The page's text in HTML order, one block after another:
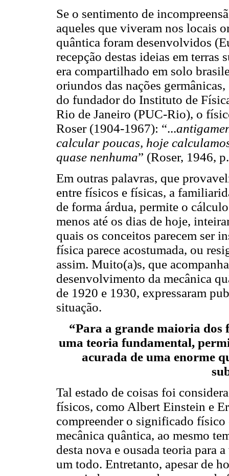
Se o sentimento de
aqueles que viveram nos locais
quântica foram desenvolvidos
recepção destas ideias em terras
era compartilhado em solo
oriundos das nações
do fundador do Instituto de
Rio de Janeiro (PUC-Rio), o
Roser (1904-1967): “...
calcular poucas, hoje
quase nenhuma” (Roser, 1946,
Em outras palavras, que
entre físicos e físicas, a
de forma árdua, permite o
menos até os dias de hoje,
quais os conceitos parecem ser
física parece acostumada, ou
assim. Muito(a)s, que
desenvolvimento da mecânica
de 1920 e 1930, expressaram
situação.
“Para a grande maioria dos
uma teoria fundamental,
acurada de uma enorme
Tal estado de coisas foi
físicos, como Albert Einstein e
compreender o significado físico
mecânica quântica, ao mesmo
desta nova e ousada teoria para
um todo. Entretanto, apesar de